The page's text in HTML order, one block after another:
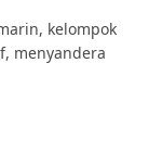
kelompok
menyandera